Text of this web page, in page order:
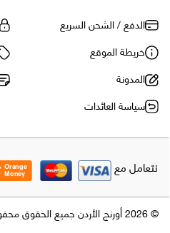
نتعامل مع
© 2026 أورنج الأردن جميع الحقوق محفوظة
الدفع / الشحن السريع
خريطة الموقع
المدونة
سياسة العائدات